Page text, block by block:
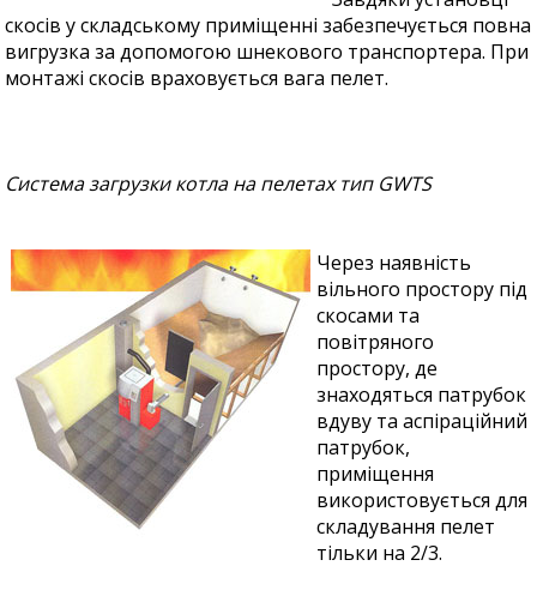
скосів у складському приміщенні забезпечується повна
вигрузка за допомогою шнекового транспортера. При
монтажі скосів враховується вага пелет.
Система загрузки котла на пелетах тип GWTS
Через наявність
вільного простору під
скосами та
повітряного
простору, де
знаходяться патрубок
вдуву та аспіраційний
патрубок,
приміщення
використовується для
складування пелет
тільки на 2/3.